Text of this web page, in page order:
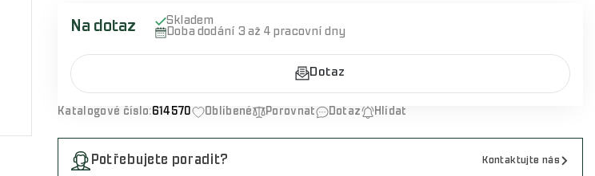
Na dotaz
Skladem
Doba dodání 3 až 4 pracovní dny
Dotaz
Katalogové číslo:614570 Oblíbené Porovnat Dotaz Hlídat
Potřebujete poradit? Kontaktujte nás